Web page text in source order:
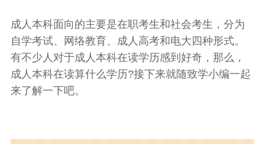
成人本科面向的主要是在职考生和社会考生，分为
自学考试、网络教育、成人高考和电大四种形式。
有不少人对于成人本科在读学历感到好奇，那么，
成人本科在读算什么学历?接下来就随致学小编一起
来了解一下吧。